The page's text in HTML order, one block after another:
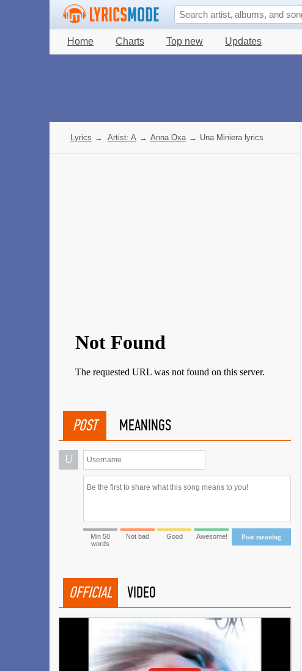
Home Charts Top new Updates
Lyrics → Artist: A → Anna Oxa → Una Miniera lyrics
POST MEANINGS
U
Post meaning
Min 50
words
Not bad Good Awesome!
OFFICIAL VIDEO